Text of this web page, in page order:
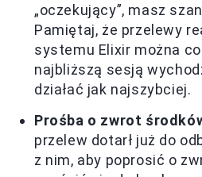
„oczekujący”, masz
Pamiętaj, że przelewy
systemu Elixir można
najbliższą sesją
działać jak najszybciej.
Prośba o zwrot
przelew dotarł już do
z nim, aby poprosić o